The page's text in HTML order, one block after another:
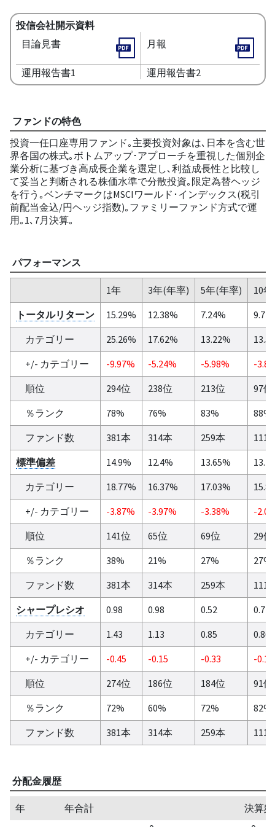
投信会社開示資料
目論見書
月報
運用報告書1 運用報告書2
ファンドの特色
投資一任口座専用ファンド｡主要投資対象は､日本を含む世
界各国の株式｡ボトムアップ･アプローチを重視した個別企
業分析に基づき高成長企業を選定し､利益成長性と比較し
て妥当と判断される株価水準で分散投資｡限定為替ヘッジ
を行う｡ベンチマークはMSCIワールド･インデックス(税引
前配当金込/円ヘッジ指数)｡ファミリーファンド方式で運
用｡1､7月決算｡
パフォーマンス
1年 3年(年率) 5年(年率)
10
トータルリターン
15.29% 12.38% 7.24%
カテゴリー
25.26% 17.62% 13.22%
+/- カテゴリー
-9.97% -5.24% -5.98%
-
順位
294位 238位 213位
97位
％ランク
78% 76% 83%
88%
ファンド数
381本 314本 259本
111
標準偏差
14.9% 12.4% 13.65%
カテゴリー
18.77% 16.37% 17.03%
+/- カテゴリー
-3.87% -3.97% -3.38%
-
順位
141位 65位 69位
29位
％ランク
38% 21% 27%
27%
ファンド数
381本 314本 259本
111
シャープレシオ
0.98 0.98 0.52
0.7
カテゴリー
1.43 1.13 0.85
0.86
+/- カテゴリー
-0.45 -0.15 -0.33
-0.16
順位
274位 186位 184位
91位
％ランク
72% 60% 72%
82%
ファンド数
381本 314本 259本 111
分配金履歴
年 年合計
決算